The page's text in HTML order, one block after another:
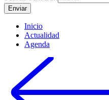
Inicio
Actualidad
Agenda